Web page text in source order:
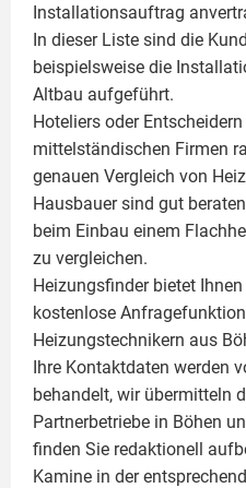
Installationsauftrag
In dieser Liste sind die
beispielsweise die
Altbau aufgeführt.
Hoteliers oder
mittelständischen Firmen
genauen Vergleich von
Hausbauer sind gut
beim Einbau einem
zu vergleichen.
Heizungsfinder bietet
kostenlose
Heizungstechnikern aus
Ihre Kontaktdaten werden
behandelt, wir übermitteln
Partnerbetriebe in Böhen
finden Sie redaktionell
Kamine in der